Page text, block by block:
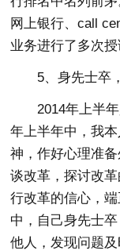
网上银行、call
业务进行了多次授
5、身先士卒
2014年上半
年上半年中，我
神，作好心理准
谈改革，探讨改
行改革的信心，
中，自己身先士
他人，发现问题